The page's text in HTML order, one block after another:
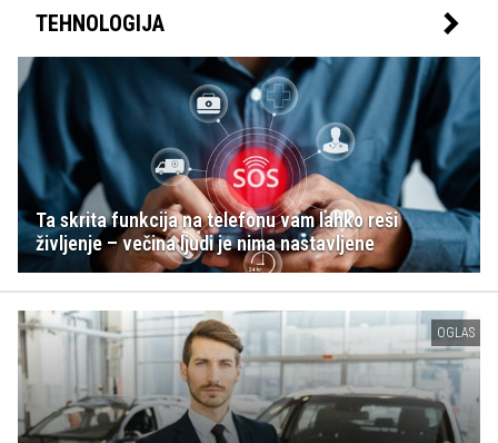
TEHNOLOGIJA
Ta skrita funkcija na telefonu vam lahko reši
življenje – večina ljudi je nima nastavljene
OGLAS